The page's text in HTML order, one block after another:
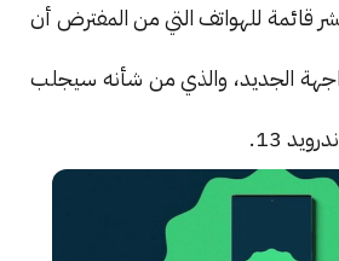
قائمة للهواتف التي من المفترض أن
الجديد، والذي من شأنه سيجلب
13.